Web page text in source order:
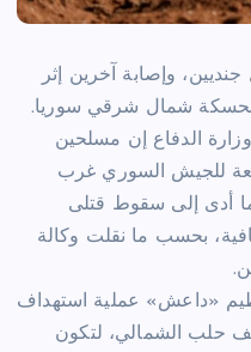
وإصابة آخرين إثر
شمال شرقي سوريا.
الدفاع إن مسلحين
للجيش السوري غرب
أدى إلى سقوط قتلى
بحسب ما نقلت وكالة
«داعش» عملية استهداف
حلب الشمالي، لتكون